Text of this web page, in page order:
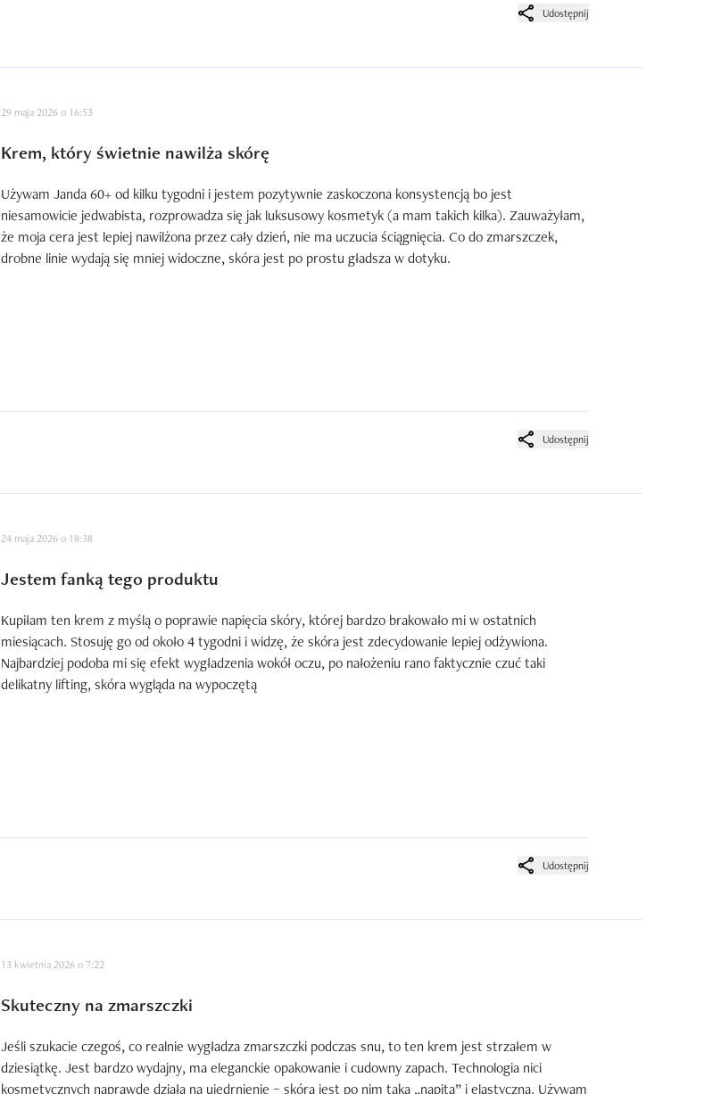
Udostępnij
29 maja 2026 o 16:53
Krem, który świetnie nawilża skórę
Używam Janda 60+ od kilku tygodni i jestem pozytywnie zaskoczona konsystencją bo jest
niesamowicie jedwabista, rozprowadza się jak luksusowy kosmetyk (a mam takich kilka). Zauważyłam,
że moja cera jest lepiej nawilżona przez cały dzień, nie ma uczucia ściągnięcia. Co do zmarszczek,
drobne linie wydają się mniej widoczne, skóra jest po prostu gładsza w dotyku.
Udostępnij
24 maja 2026 o 18:38
Jestem fanką tego produktu
Kupiłam ten krem z myślą o poprawie napięcia skóry, której bardzo brakowało mi w ostatnich
miesiącach. Stosuję go od około 4 tygodni i widzę, że skóra jest zdecydowanie lepiej odżywiona.
Najbardziej podoba mi się efekt wygładzenia wokół oczu, po nałożeniu rano faktycznie czuć taki
delikatny lifting, skóra wygląda na wypoczętą
Udostępnij
13 kwietnia 2026 o 7:22
Skuteczny na zmarszczki
Jeśli szukacie czegoś, co realnie wygładza zmarszczki podczas snu, to ten krem jest strzałem w
dziesiątkę. Jest bardzo wydajny, ma eleganckie opakowanie i cudowny zapach. Technologia nici
kosmetycznych naprawdę działa na ujędrnienie – skóra jest po nim taka „napita” i elastyczna. Używam